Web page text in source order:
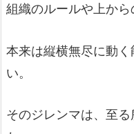
組織のルールや上から
本来は縦横無尽に動
い。
そのジレンマは、至